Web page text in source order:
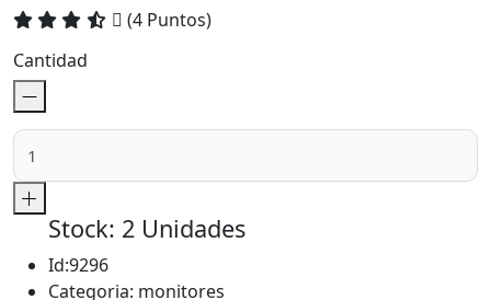
(4 Puntos)
Cantidad
Stock: 2 Unidades
Id:9296
Categoria: monitores